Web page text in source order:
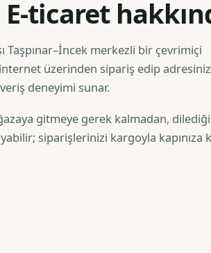
ticaret
Taşpınar–İncek merkezli bir çevrimiçi
üzerinden sipariş edip
deneyimi sunar.
gitmeye gerek kalmadan,
siparişlerinizi kargoyla kapınıza